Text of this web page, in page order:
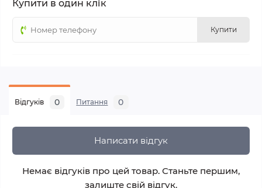
Купити в один клік
Купити
Відгуків 0 Питання 0
Написати відгук
Немає відгуків про цей товар. Станьте першим,
залиште свій відгук.